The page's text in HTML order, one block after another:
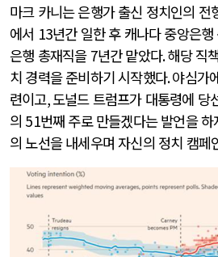
마크 카니는 은행가 출신 정치인의 전
에서 13년간 일한 후 캐나다 중앙은행
은행 총재직을 7년간 맡았다.해당 직
치 경력을 준비하기 시작했다.야심가
련이고,도널드 트럼프가 대통령에 당
의 51번째 주로 만들겠다는 발언을 하
의 노선을 내세우며 자신의 정치 캠페